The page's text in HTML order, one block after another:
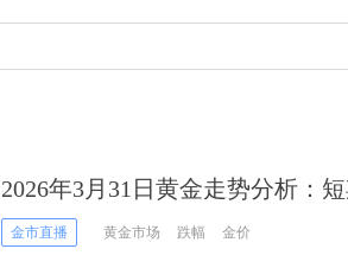
2026年3月31日黄金走势分析：
涨逻辑未改
金市直播 黄金市场 跌幅 金价